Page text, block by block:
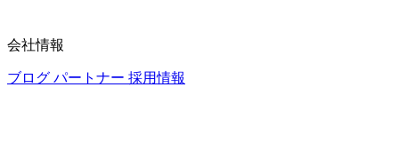
会社情報
ブログ パートナー 採用情報